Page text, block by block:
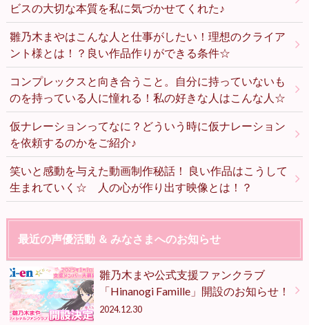
ビスの大切な本質を私に気づかせてくれた♪
雛乃木まやはこんな人と仕事がしたい！理想のクライア
ント様とは！？良い作品作りができる条件☆
コンプレックスと向き合うこと。自分に持っていないも
のを持っている人に憧れる！私の好きな人はこんな人☆
仮ナレーションってなに？どういう時に仮ナレーション
を依頼するのかをご紹介♪
笑いと感動を与えた動画制作秘話！ 良い作品はこうして
生まれていく☆ 人の心が作り出す映像とは！？
最近の声優活動 ＆ みなさまへのお知らせ
雛乃木まや公式支援ファンクラブ
「Hinanogi Famille」開設のお知らせ！
2024.12.30